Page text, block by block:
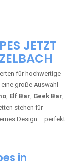
JETZT
für hochwertige
große Auswahl
, Elf Bar, Geek Bar,
stehen für
Design – perfekt
in